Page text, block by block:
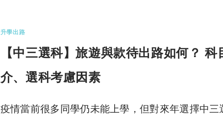
升學出路
【中三選科】旅遊與款待出路如何？ 科
介、選科考慮因素
疫情當前很多同學仍未能上學，但對來年選擇中三